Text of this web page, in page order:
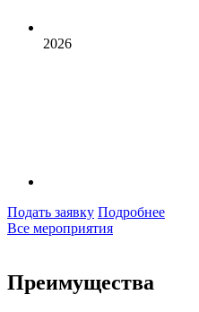
2026
Подать заявку Подробнее
Все мероприятия
Преимущества